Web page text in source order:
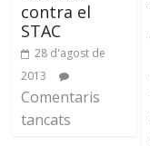
contra el
STAC
28 d'agost de
2013
Comentaris
tancats